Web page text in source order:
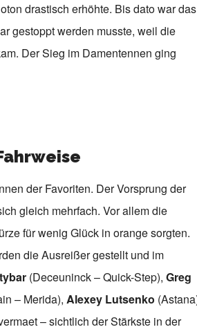
drastisch erhöhte. Bis dato war das
gestoppt werden musste, weil die
Der Sieg im Damentennen ging
der Favoriten. Der Vorsprung der
gleich mehrfach. Vor allem die
für wenig Glück in orange sorgten.
die Ausreißer gestellt und im
(Deceuninck – Quick-Step), Greg
– Merida), Alexey Lutsenko
– sichtlich der Stärkste in der